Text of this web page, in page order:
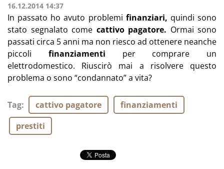
16.12.2014 14:37
In passato ho avuto problemi finanziari, quindi sono
stato segnalato come cattivo pagatore. Ormai sono
passati circa 5 anni ma non riesco ad ottenere neanche
piccoli finanziamenti per comprare un
elettrodomestico. Riuscirò mai a risolvere questo
problema o sono “condannato” a vita?
Tag: cattivo pagatore
finanziamenti
prestiti